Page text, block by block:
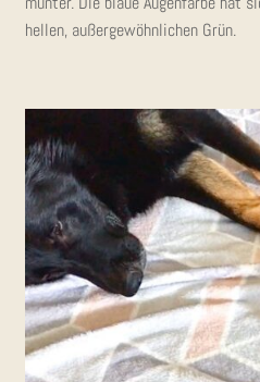
hel­len, außer­ge­wöhn­li­chen Grün.